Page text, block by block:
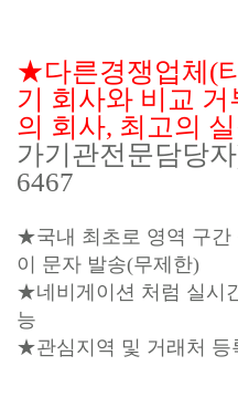
★다른경쟁업체(
기 회사와 비교
의 회사, 최고의
가기관전문담당
6467
★국내 최초로 영역 구간
이 문자 발송(무제한)
★네비게이션 처럼 실시
능
★관심지역 및 거래처 등